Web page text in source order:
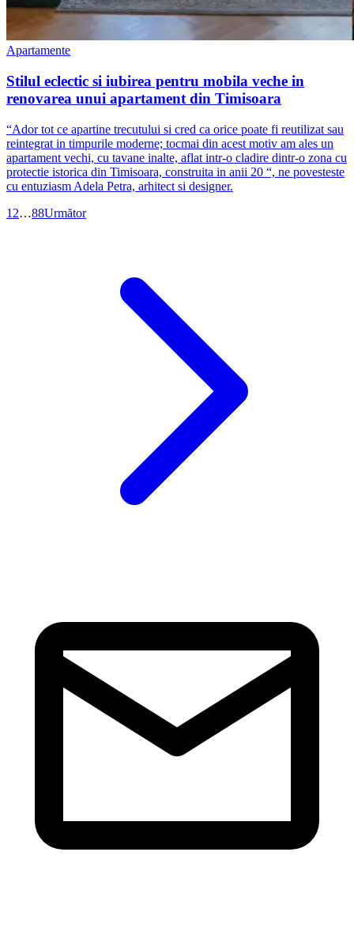
Apartamente
Stilul eclectic si iubirea pentru mobila veche in
renovarea unui apartament din Timisoara
“Ador tot ce apartine trecutului si cred ca orice poate fi reutilizat sau
reintegrat in timpurile moderne; tocmai din acest motiv am ales un
apartament vechi, cu tavane inalte, aflat intr-o cladire dintr-o zona cu
protectie istorica din Timisoara, construita in anii 20 “, ne povesteste
cu entuziasm Adela Petra, arhitect si designer.
1 2…88Următor